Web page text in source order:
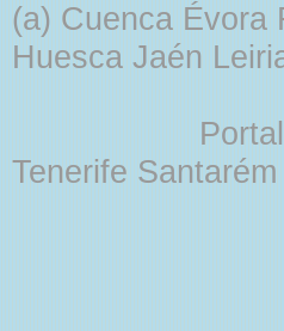
(a) Cuenca Évora
Huesca Jaén
Tenerife